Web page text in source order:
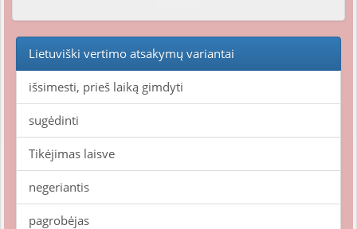
Lietuviški vertimo atsakymų variantai
išsimesti, prieš laiką gimdyti
sugėdinti
Tikėjimas laisve
negeriantis
pagrobėjas